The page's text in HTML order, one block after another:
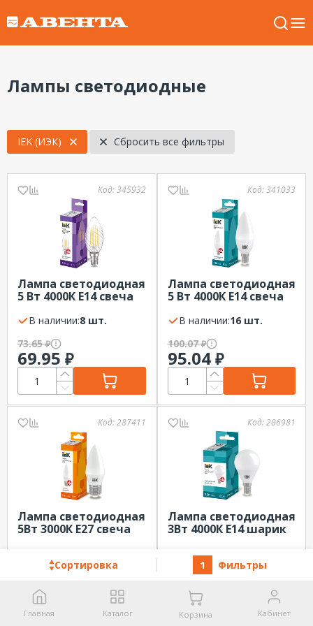
Лампы светодиодные
Сортировка 1 Фильтры
IEK (ИЭК) Сбросить все фильтры
Код:345932
Лампа светодиодная
5 Вт 4000К Е14 свеча
600Лм IEK
В наличии:
8 шт.
73.65₽
69.95 ₽
Код:341033
Лампа светодиодная
5 Вт 4000К Е14 свеча
В наличии:
16 шт.
100.07₽
95.04 ₽
Код:287411
Лампа светодиодная
5Вт 3000К Е27 свеча
95.04
Код:286981
Лампа светодиодная
3Вт 4000К Е14 шарик
В наличии:
104.09₽
98.86
Главная Каталог Корзина Кабинет